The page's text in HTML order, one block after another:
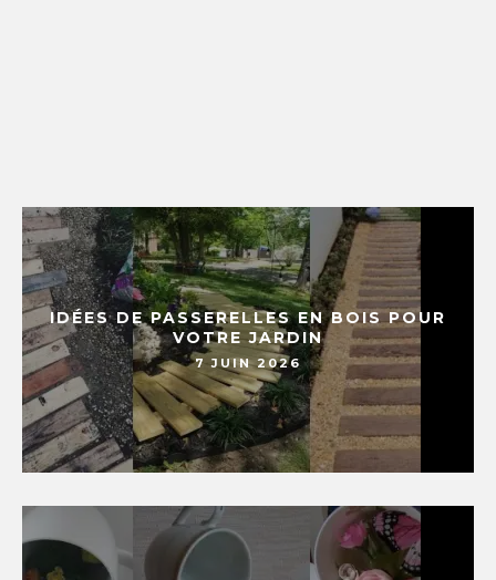
IDÉES DE PASSERELLES EN BOIS POUR
VOTRE JARDIN
7 JUIN 2026